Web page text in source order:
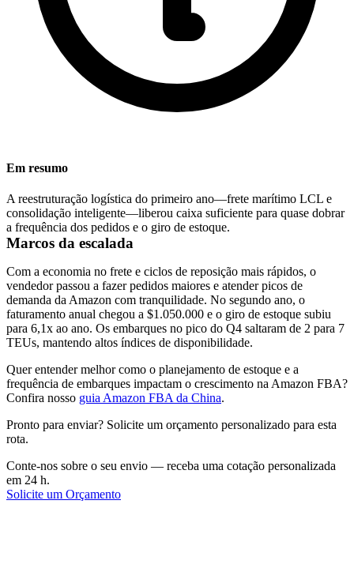
Em resumo
A reestruturação logística do primeiro ano—frete marítimo LCL e
consolidação inteligente—liberou caixa suficiente para quase dobrar
a frequência dos pedidos e o giro de estoque.
Marcos da escalada
Com a economia no frete e ciclos de reposição mais rápidos, o
vendedor passou a fazer pedidos maiores e atender picos de
demanda da Amazon com tranquilidade. No segundo ano, o
faturamento anual chegou a $1.050.000 e o giro de estoque subiu
para 6,1x ao ano. Os embarques no pico do Q4 saltaram de 2 para 7
TEUs, mantendo altos índices de disponibilidade.
Quer entender melhor como o planejamento de estoque e a
frequência de embarques impactam o crescimento na Amazon FBA?
Confira nosso guia Amazon FBA da China.
Pronto para enviar? Solicite um orçamento personalizado para esta
rota.
Conte-nos sobre o seu envio — receba uma cotação personalizada
em 24 h.
Solicite um Orçamento